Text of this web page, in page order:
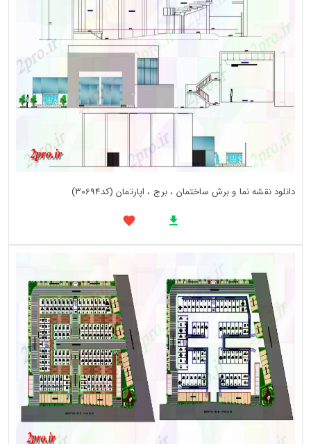
دانلود نقشه نما و برش ساختمان ، برج ، اپارتمان (کد30694)